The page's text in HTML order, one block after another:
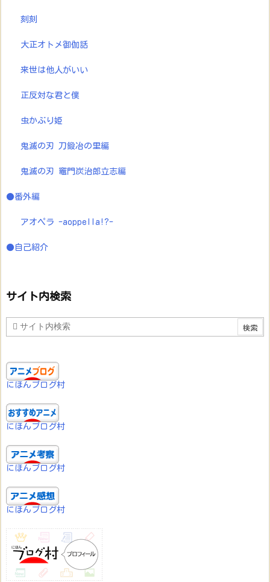
刻刻
大正オトメ御伽話
来世は他人がいい
正反対な君と僕
虫かぶり姫
鬼滅の刃 刀鍛冶の里編
鬼滅の刃 竈門炭治郎立志編
●番外編
アオペラ -aoppella!?-
●自己紹介
サイト内検索
にほんブログ村
にほんブログ村
にほんブログ村
にほんブログ村